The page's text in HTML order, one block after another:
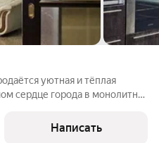
уютная и тёплая
сердце города в монолитно-
и бытовой техникой. В
Написать